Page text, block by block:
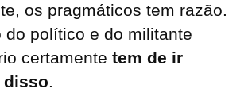
os pragmáticos tem razão.
do político e do militante
certamentetem de ir
disso.